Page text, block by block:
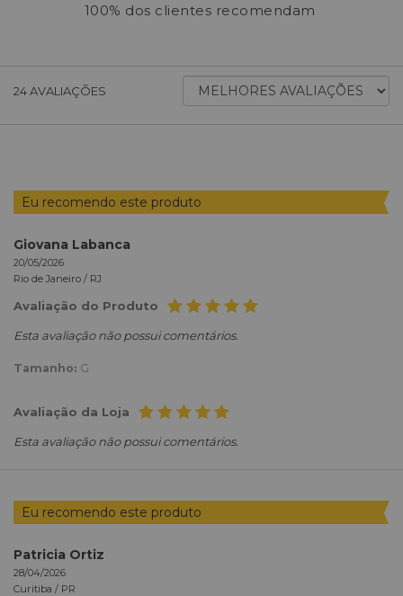
100% dos clientes recomendam
24AVALIAÇÕES
ORDENAR
AVALIAÇÕES
Eu recomendo este produto
Giovana Labanca
20/05/2026
Rio de Janeiro / RJ
Avaliação do Produto
Esta avaliação não possui comentários.
Tamanho: G
Avaliação da Loja
Esta avaliação não possui comentários.
Eu recomendo este produto
Patricia Ortiz
28/04/2026
Curitiba / PR